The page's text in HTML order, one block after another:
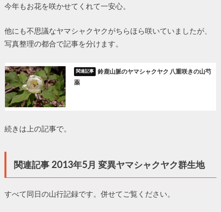
今年もお花を咲かせてくれて一安心。
他にも不思議なヤマシャクヤクがちらほら咲いていましたが、
写真整理の都合で記事を分けます。
鈴鹿山脈のヤマシャクヤク 八重咲きの山芍
薬
続きは上の記事で。
関連記事 2013年5月 変異ヤマシャクヤク群生地
すべて同日の山行記録です。併せてご覧ください。